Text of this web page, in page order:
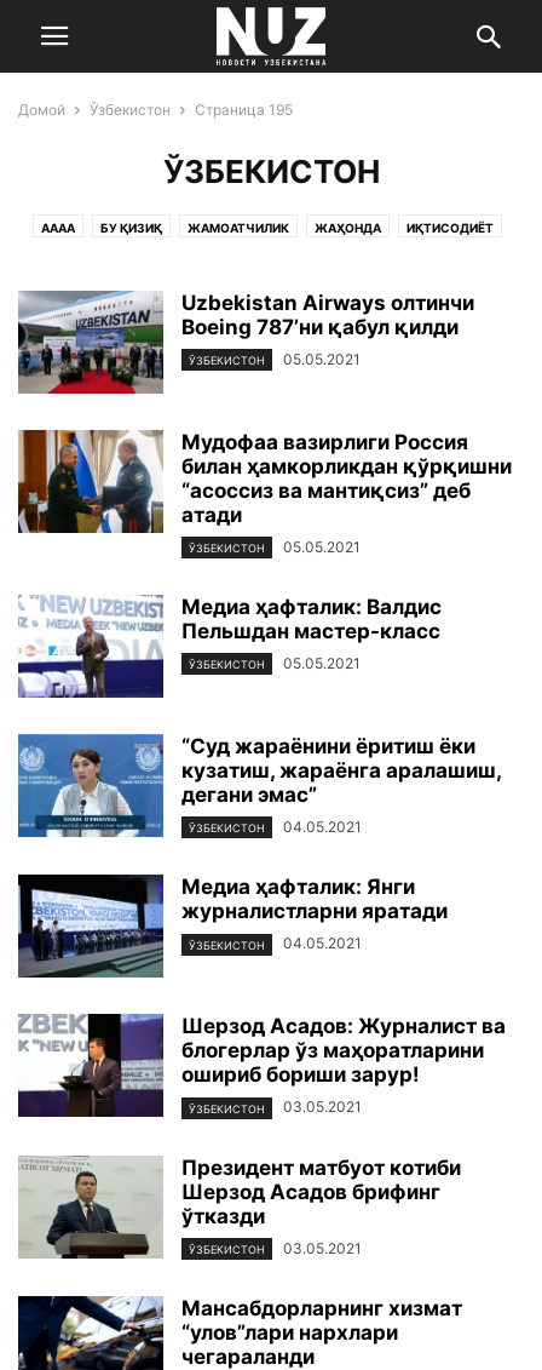
Домой Ўзбекистон Страница 195
ЎЗБЕКИСТОН
AAAA БУ ҚИЗИҚ ЖАМОАТЧИЛИК ЖАҲОНДА ИҚТИСОДИЁТ
ЎЗБЕКИСТОНUzbekistan Airways олтинчи
Boeing 787’ни қабул қилди
ЎЗБЕКИСТОН 05.05.2021
Мудофаа вазирлиги Россия
билан ҳамкорликдан қўрқишни
“асоссиз ва мантиқсиз” деб
атади
ЎЗБЕКИСТОН 05.05.2021
Медиа ҳафталик: Валдис
Пельшдан мастер-класс
ЎЗБЕКИСТОН 05.05.2021
“Суд жараёнини ёритиш ёки
кузатиш, жараёнга аралашиш,
дегани эмас”
ЎЗБЕКИСТОН 04.05.2021
Медиа ҳафталик: Янги
журналистларни яратади
ЎЗБЕКИСТОН 04.05.2021
Шерзод Асадов: Журналист ва
блогерлар ўз маҳоратларини
ошириб бориши зарур!
ЎЗБЕКИСТОН 03.05.2021
Президент матбуот котиби
Шерзод Асадов брифинг
ўтказди
ЎЗБЕКИСТОН 03.05.2021
Мансабдорларнинг хизмат
“улов”лари нархлари
чегараланди